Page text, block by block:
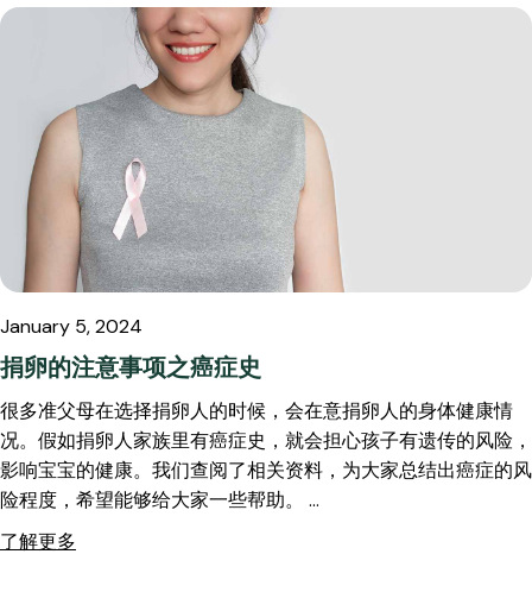
January 5, 2024
捐卵的注意事项之癌症史
很多准父母在选择捐卵人的时候，会在意捐卵人的身体健康情
况。假如捐卵人家族里有癌症史，就会担心孩子有遗传的风险，
影响宝宝的健康。我们查阅了相关资料，为大家总结出癌症的风
险程度，希望能够给大家一些帮助。 …
了解更多